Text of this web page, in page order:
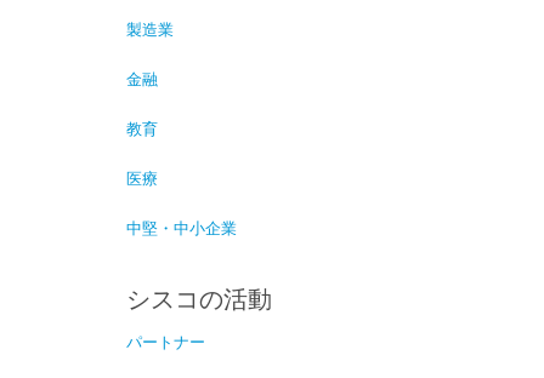
製造業
金融
教育
医療
中堅・中小企業
シスコの活動
パートナー